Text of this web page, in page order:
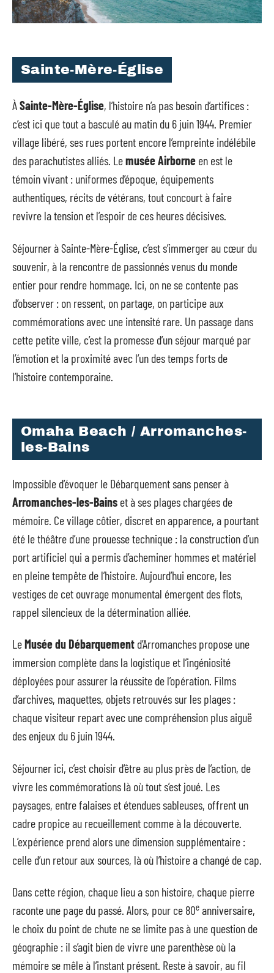
Sainte-Mère-Église
ÀSainte-Mère-Église, l’histoire n’a pas besoin d’artifices :
c’est ici que tout a basculé au matin du 6 juin 1944. Premier
village libéré, ses rues portent encore l’empreinte indélébile
des parachutistes alliés. Lemusée Airborne en est le
témoin vivant : uniformes d’époque, équipements
authentiques, récits de vétérans, tout concourt à faire
revivre la tension et l’espoir de ces heures décisives.
Séjourner à Sainte-Mère-Église, c’est s’immerger au cœur du
souvenir, à la rencontre de passionnés venus du monde
entier pour rendre hommage. Ici, on ne se contente pas
d’observer : on ressent, on partage, on participe aux
commémorations avec une intensité rare. Un passage dans
cette petite ville, c’est la promesse d’un séjour marqué par
l’émotion et la proximité avec l’un des temps forts de
l’histoire contemporaine.
Omaha Beach / Arromanches-
les-Bains
Impossible d’évoquer le Débarquement sans penser à
Arromanches-les-Bains et à ses plages chargées de
mémoire. Ce village côtier, discret en apparence, a pourtant
été le théâtre d’une prouesse technique : la construction d’un
port artificiel qui a permis d’acheminer hommes et matériel
en pleine tempête de l’histoire. Aujourd’hui encore, les
vestiges de cet ouvrage monumental émergent des flots,
rappel silencieux de la détermination alliée.
LeMusée du Débarquement d’Arromanches propose une
immersion complète dans la logistique et l’ingéniosité
déployées pour assurer la réussite de l’opération. Films
d’archives, maquettes, objets retrouvés sur les plages :
chaque visiteur repart avec une compréhension plus aiguë
des enjeux du 6 juin 1944.
Séjourner ici, c’est choisir d’être au plus près de l’action, de
vivre les commémorations là où tout s’est joué. Les
paysages, entre falaises et étendues sableuses, offrent un
cadre propice au recueillement comme à la découverte.
L’expérience prend alors une dimension supplémentaire :
celle d’un retour aux sources, là où l’histoire a changé de cap.
Dans cette région, chaque lieu a son histoire, chaque pierre
raconte une page du passé. Alors, pour ce 80e anniversaire,
le choix du point de chute ne se limite pas à une question de
géographie : il s’agit bien de vivre une parenthèse où la
mémoire se mêle à l’instant présent. Reste à savoir, au fil